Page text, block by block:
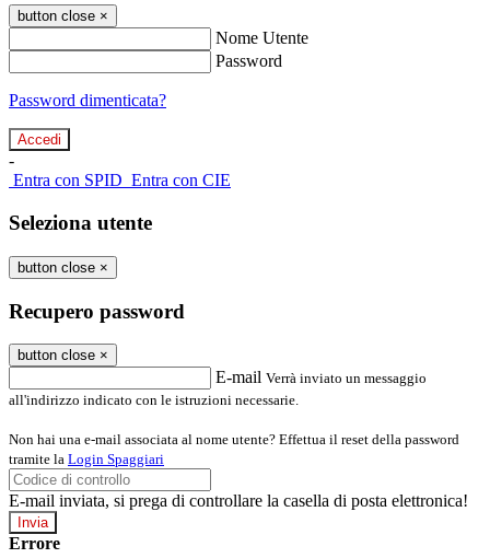
button close ×
Nome Utente
Password
Password dimenticata?
-
Entra con SPID Entra con CIE
Seleziona utente
button close ×
Recupero password
button close ×
E-mail Verrà inviato un messaggio
all'indirizzo indicato con le istruzioni necessarie.
Non hai una e-mail associata al nome utente? Effettua il reset della password
tramite la Login Spaggiari
E-mail inviata, si prega di controllare la casella di posta elettronica!
Errore